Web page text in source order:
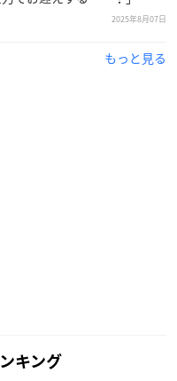
2025年8月07日
もっと見る
キング